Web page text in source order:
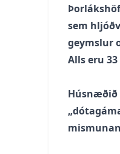
sem
geymslur
Alls eru